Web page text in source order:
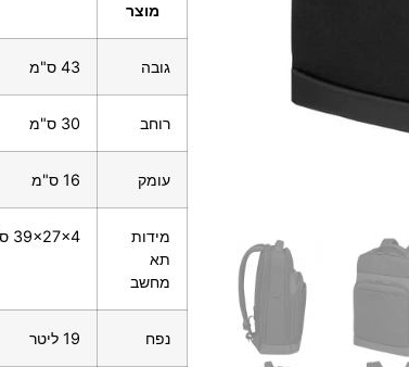
מוצר
גובה 43 ס"מ
רוחב 30 ס"מ
עומק 16 ס"מ
מידות
תא
מחשב
39x27x4 ס"מ
נפח 19 ליטר